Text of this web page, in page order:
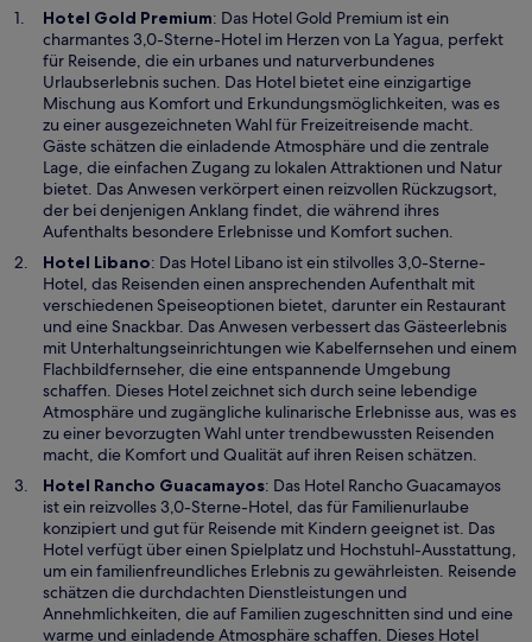
Hotel Gold PremiumW
i
r
d
i
n
e
i
n
e
m
e
u
e
n
F
e
n
s
t
e
r
g
e
ö
f
f
n
e
: Das Hotel Gold Premium ist ein
charmantes 3,0-Sterne-Hotel im Herzen von La Yagua, perfekt
für Reisende, die ein urbanes und naturverbundenes
Urlaubserlebnis suchen. Das Hotel bietet eine einzigartige
Mischung aus Komfort und Erkundungsmöglichkeiten, was es
zu einer ausgezeichneten Wahl für Freizeitreisende macht.
Gäste schätzen die einladende Atmosphäre und die zentrale
Lage, die einfachen Zugang zu lokalen Attraktionen und Natur
bietet. Das Anwesen verkörpert einen reizvollen Rückzugsort,
der bei denjenigen Anklang findet, die während ihres
Aufenthalts besondere Erlebnisse und Komfort suchen.
Hotel LibanoW
i
r
d
i
n
e
i
n
e
m
n
e
u
e
n
F
e
: Das Hotel Libano ist ein stilvolles 3,0-Sterne-
Hotel, das Reisenden einen ansprechenden Aufenthalt mit
verschiedenen Speiseoptionen bietet, darunter ein Restaurant
und eine Snackbar. Das Anwesen verbessert das Gästeerlebnis
mit Unterhaltungseinrichtungen wie Kabelfernsehen und einem
Flachbildfernseher, die eine entspannende Umgebung
schaffen. Dieses Hotel zeichnet sich durch seine lebendige
Atmosphäre und zugängliche kulinarische Erlebnisse aus, was es
zu einer bevorzugten Wahl unter trendbewussten Reisenden
macht, die Komfort und Qualität auf ihren Reisen schätzen.
Hotel Rancho GuacamayosW
i
r
d
i
n
e
i
: Das Hotel Rancho Guacamayos
ist ein reizvolles 3,0-Sterne-Hotel, das für Familienurlaube
konzipiert und gut für Reisende mit Kindern geeignet ist. Das
Hotel verfügt über einen Spielplatz und Hochstuhl-Ausstattung,
um ein familienfreundliches Erlebnis zu gewährleisten. Reisende
schätzen die durchdachten Dienstleistungen und
Annehmlichkeiten, die auf Familien zugeschnitten sind und eine
warme und einladende Atmosphäre schaffen. Dieses Hotel